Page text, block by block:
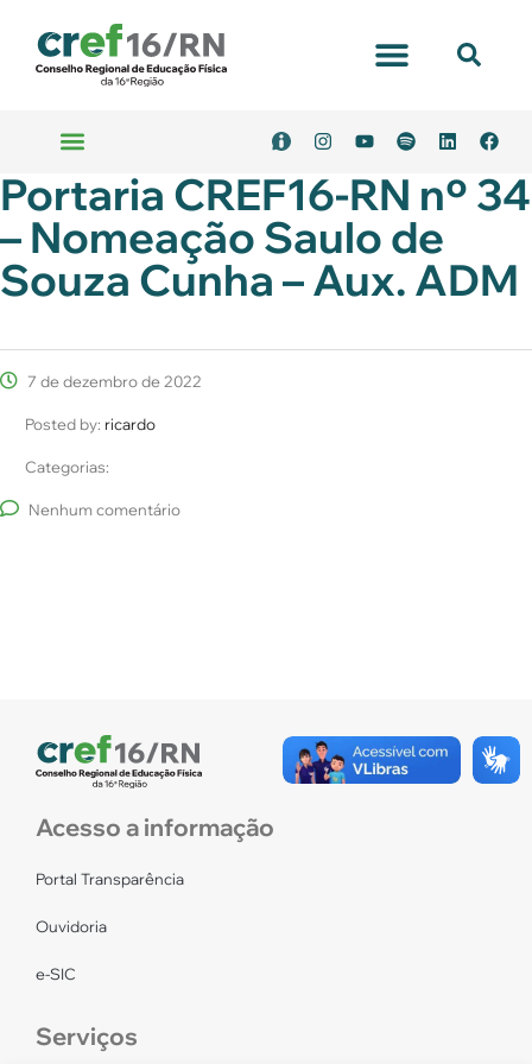
Portaria CREF16-RN nº 34
– Nomeação Saulo de
Souza Cunha – Aux. ADM
7 de dezembro de 2022
Posted by: ricardo
Categorias:
Nenhum comentário
Acesso a informação
Portal Transparência
Ouvidoria
e-SIC
Serviços